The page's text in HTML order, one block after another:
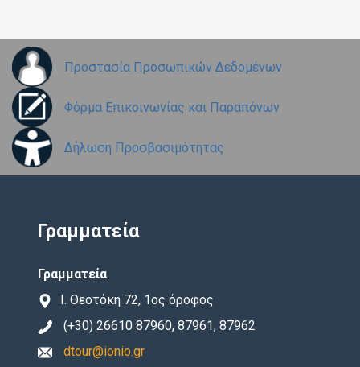
Προστασία Προσωπικών Δεδομένων
Φόρμα Επικοινωνίας και Παραπόνων
Δήλωση Προσβασιμότητας
Γραμματεία
Γραμματεία
Ι. Θεοτόκη 72, 1ος όροφος
(+30) 26610 87960, 87961, 87962
dtour@ionio.gr